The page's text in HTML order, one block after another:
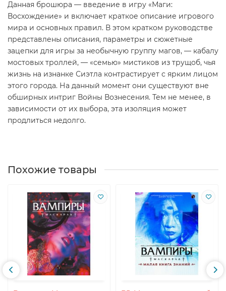
Данная брошюра — введение в игру «Маги:
Восхождение» и включает краткое описание игрового
мира и основных правил. В этом кратком руководстве
представлены описания, параметры и сюжетные
зацепки для игры за необычную группу магов, — кабалу
мостовых троллей, — «семью» мистиков из трущоб, чья
жизнь на изнанке Сиэтла контрастирует с ярким лицом
этого города. На данный момент они существуют вне
обширных интриг Войны Вознесения. Тем не менее, в
зависимости от их выбора, эта изоляция может
продлиться недолго.
Похожие товары